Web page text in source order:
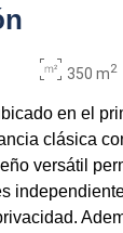
350 m2
en el
clásica
versátil